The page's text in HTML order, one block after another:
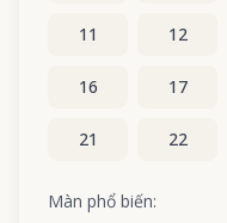
11 12
16 17
21 22
Màn phổ biến: